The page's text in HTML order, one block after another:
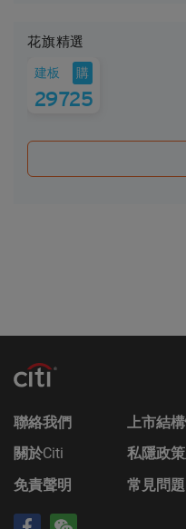
生的任何財務或其他方
任何受託責任或法律責
就每次發行的結構性產
其任何增編）和相關補
財務及其他資料。該等
亞洲有限公司的辦事處
無法律責任
對於因使用本香港網
的任何損失，Citigroup
原因導致的）責任。在
網站上登載的任何資料
任何責任。此外，互聯
花旗精選
建板 購
29725
聯絡我們
上市結
關於Citi
私隱政
免責聲明
常見問題